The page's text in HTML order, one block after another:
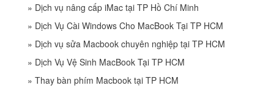
» Dịch vụ nâng cấp iMac tại TP Hồ Chí Minh
» Dịch Vụ Cài Windows Cho MacBook Tại TP HCM
» Dịch vụ sửa Macbook chuyên nghiệp tại TP HCM
» Dịch Vụ Vệ Sinh MacBook Tại TP HCM
» Thay bàn phím Macbook tại TP HCM